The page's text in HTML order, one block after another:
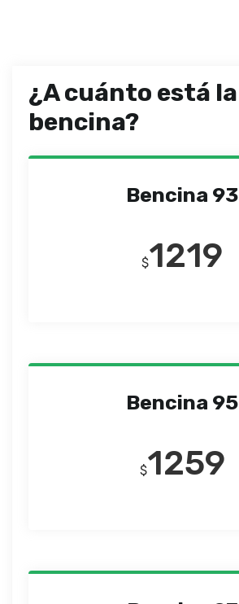
¿A cuánto está la
bencina?
Bencina 93
$1219
Bencina 95
$1259